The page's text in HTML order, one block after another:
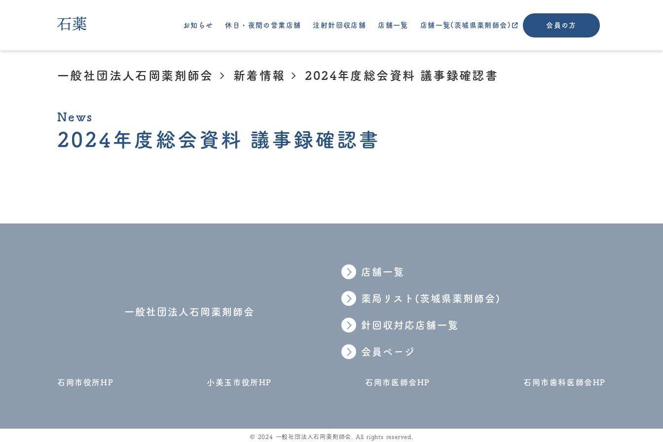
お知らせ 休日・夜間の営業店舗 注射針回収店舗 店舗一覧 店舗一覧(茨城県薬剤師会) 会員の方
一般社団法人石岡薬剤師会 新着情報 2024年度総会資料 議事録確認書
News
2024年度総会資料 議事録確認書
一般社団法人石岡薬剤師会
店舗一覧
薬局リスト(茨城県薬剤師会)
針回収対応店舗一覧
会員ページ
石岡市役所HP 小美玉市役所HP 石岡市医師会HP 石岡市歯科医師会HP
© 2024 一般社団法人石岡薬剤師会. All rights reserved.